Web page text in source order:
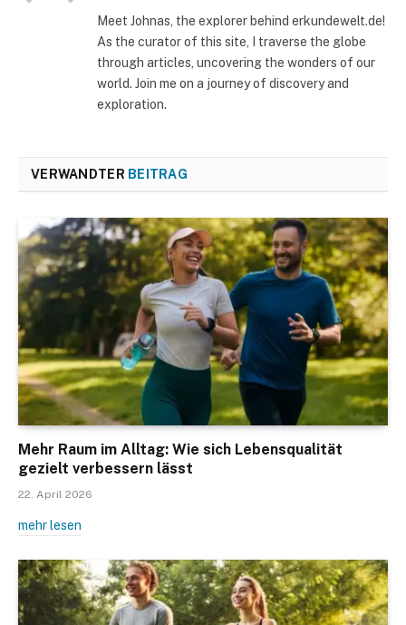
Meet Johnas, the explorer behind erkundewelt.de!
As the curator of this site, I traverse the globe
through articles, uncovering the wonders of our
world. Join me on a journey of discovery and
exploration.
VERWANDTER BEITRAG
Mehr Raum im Alltag: Wie sich Lebensqualität
gezielt verbessern lässt
22. April 2026
mehr lesen